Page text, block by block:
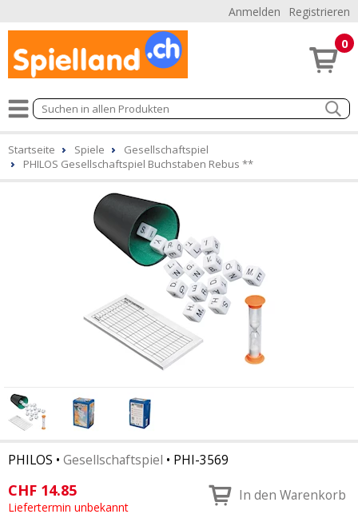
Anmelden Registrieren
0
Startseite Spiele
Gesellschaftspiel
PHILOS Gesellschaftspiel Buchstaben Rebus **
PHILOS • Gesellschaftspiel • PHI-3569
CHF 14.85
Liefertermin unbekannt
In den Warenkorb